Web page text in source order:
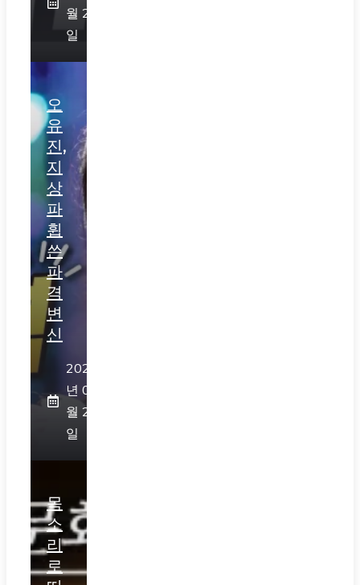
월 29
일
오
유
진,
지
상
파
휩
쓴
파
격
변
신
2026
년 07
월 28
일
목
소
리
로